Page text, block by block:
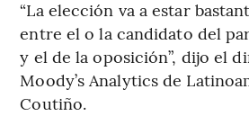
“La elección va a estar
entre el o la candidato del
y el de la oposición”, dijo el
Moody’s Analytics de
Coutiño.